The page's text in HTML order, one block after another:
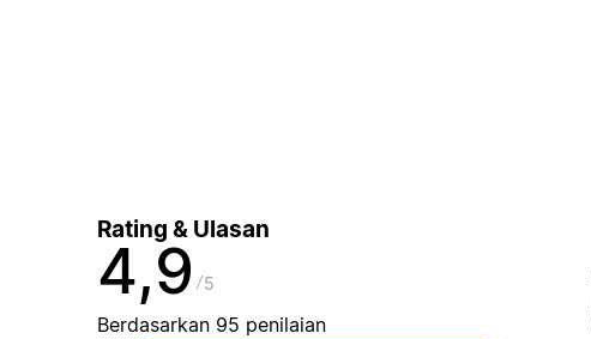
Rating & Ulasan
4,9 5
Berdasarkan 95 penilaian